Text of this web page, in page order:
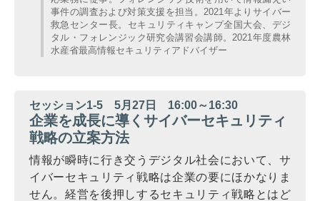
事件の調査および対策支援を担当。2021年よりサイバー
救急センター長。セキュリティキャンプ全国大会、デジ
タル・フォレンジック研究会講習会講師。2021年度農林
水産省最高情報セキュリティアドバイザー
セッション1-5 5月27日 16:00～16:30
企業を成長に導くサイバーセキュリティ
戦略の立案方法
情報が瞬時に行き交うデジタル社会において、サ
イバーセキュリティ戦略は企業の要にほかなりま
せん。経営を後押しするセキュリティ戦略とはど